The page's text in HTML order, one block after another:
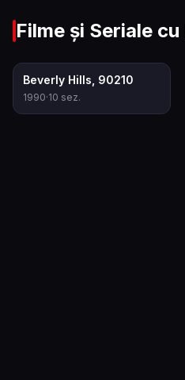
Filme și Seriale cu
Beverly Hills, 90210
1990·10 sez.